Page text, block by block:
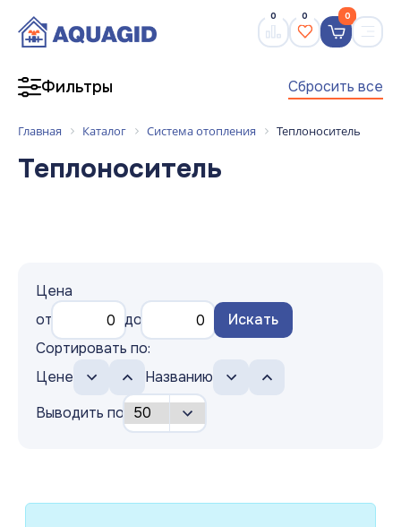
0 0 0
Фильтры Сбросить все
Главная Каталог Система отопления Теплоноситель
Теплоноситель
Цена
от
до
Искать
Сортировать по:
Цене
Названию
Выводить по